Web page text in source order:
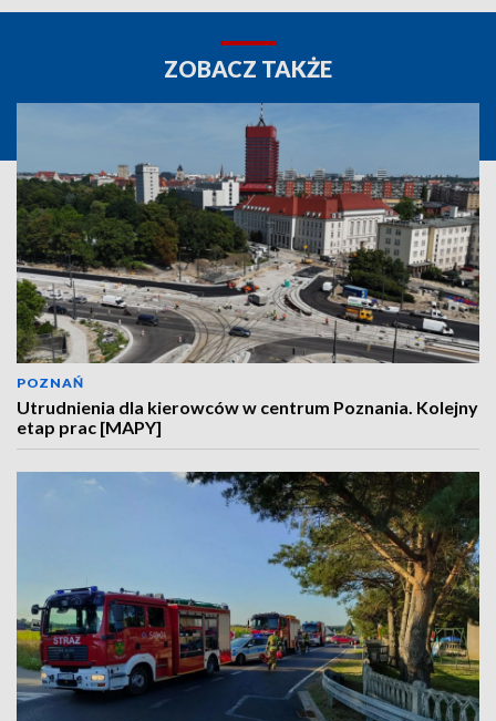
ZOBACZ TAKŻE
POZNAŃ
Utrudnienia dla kierowców w centrum Poznania. Kolejny
etap prac [MAPY]